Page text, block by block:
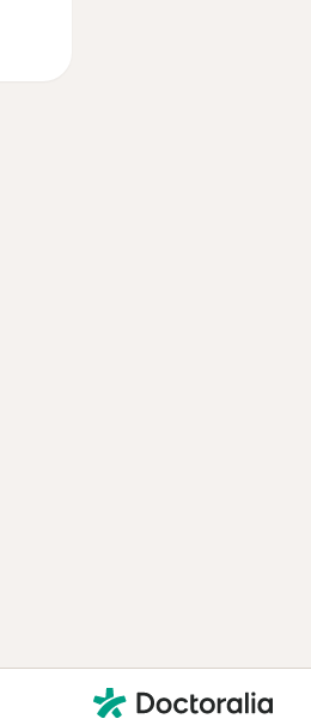
Contacto
Doctoralia - Página de inicio